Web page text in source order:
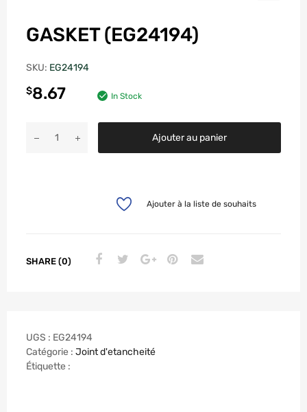
GASKET (EG24194)
SKU: EG24194
$8.67 In Stock
Ajouter au panier
Ajouter à la liste de souhaits
SHARE (0)
UGS : EG24194
Catégorie : Joint d'etancheité
Étiquette :